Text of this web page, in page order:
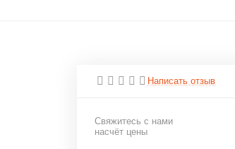
Написать отзыв
Свяжитесь с нами
насчёт цены